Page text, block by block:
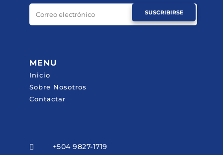
SUSCRIBIRSE
MENU
Inicio
Sobre Nosotros
Contactar
 +504 9827-1719